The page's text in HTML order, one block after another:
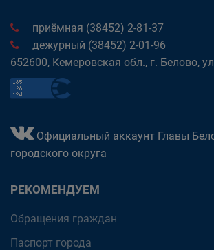
приёмная (38452) 2-81-37
дежурный (38452) 2-01-96
652600, Кемеровская обл., г. Белово,
Официальный аккаунт Главы
городского округа
РЕКОМЕНДУЕМ
Обращения граждан
Паспорт города